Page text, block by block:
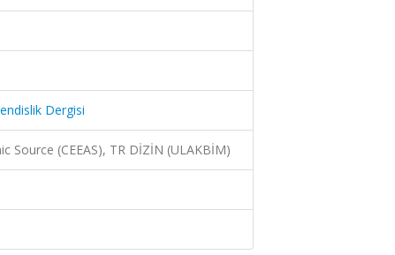
Dergisi
Source (CEEAS), TR DİZİN (ULAKBİM)